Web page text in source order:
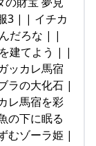
3 | | イチカ
だろな | |
建てよう | |
ッカレ馬宿
ラの大化石 |
レ馬宿を彩
の下に眠る
むゾーラ姫 |